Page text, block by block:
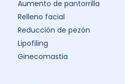
Aumento de pantorrilla
Relleno facial
Reducción de pezón
Lipofiling
Ginecomastia